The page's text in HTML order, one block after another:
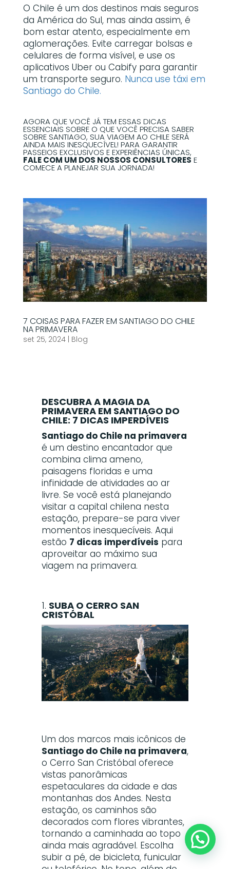
O Chile é um dos destinos mais seguros
da América do Sul, mas ainda assim, é
bom estar atento, especialmente em
aglomerações. Evite carregar bolsas e
celulares de forma visível, e use os
aplicativos Uber ou Cabify para garantir
um transporte seguro. Nunca use táxi em
Santiago do Chile.
AGORA QUE VOCÊ JÁ TEM ESSAS DICAS
ESSENCIAIS SOBRE O QUE VOCÊ PRECISA SABER
SOBRE SANTIAGO, SUA VIAGEM AO CHILE SERÁ
AINDA MAIS INESQUECÍVEL! PARA GARANTIR
PASSEIOS EXCLUSIVOS E EXPERIÊNCIAS ÚNICAS,
FALE COM UM DOS NOSSOS CONSULTORES E
COMECE A PLANEJAR SUA JORNADA!
7 COISAS PARA FAZER EM SANTIAGO DO CHILE
NA PRIMAVERA
set 25, 2024| Blog
DESCUBRA A MAGIA DA
PRIMAVERA EM SANTIAGO DO
CHILE: 7 DICAS IMPERDÍVEIS
Santiago do Chile na primavera
é um destino encantador que
combina clima ameno,
paisagens floridas e uma
infinidade de atividades ao ar
livre. Se você está planejando
visitar a capital chilena nesta
estação, prepare-se para viver
momentos inesquecíveis. Aqui
estão 7 dicas imperdíveis para
aproveitar ao máximo sua
viagem na primavera.
1. SUBA O CERRO SAN
CRISTÓBAL
Um dos marcos mais icônicos de
Santiago do Chile na primavera,
o Cerro San Cristóbal oferece
vistas panorâmicas
espetaculares da cidade e das
montanhas dos Andes. Nesta
estação, os caminhos são
decorados com flores vibrantes,
tornando a caminhada ao topo
ainda mais agradável. Escolha
subir a pé, de bicicleta, funicular